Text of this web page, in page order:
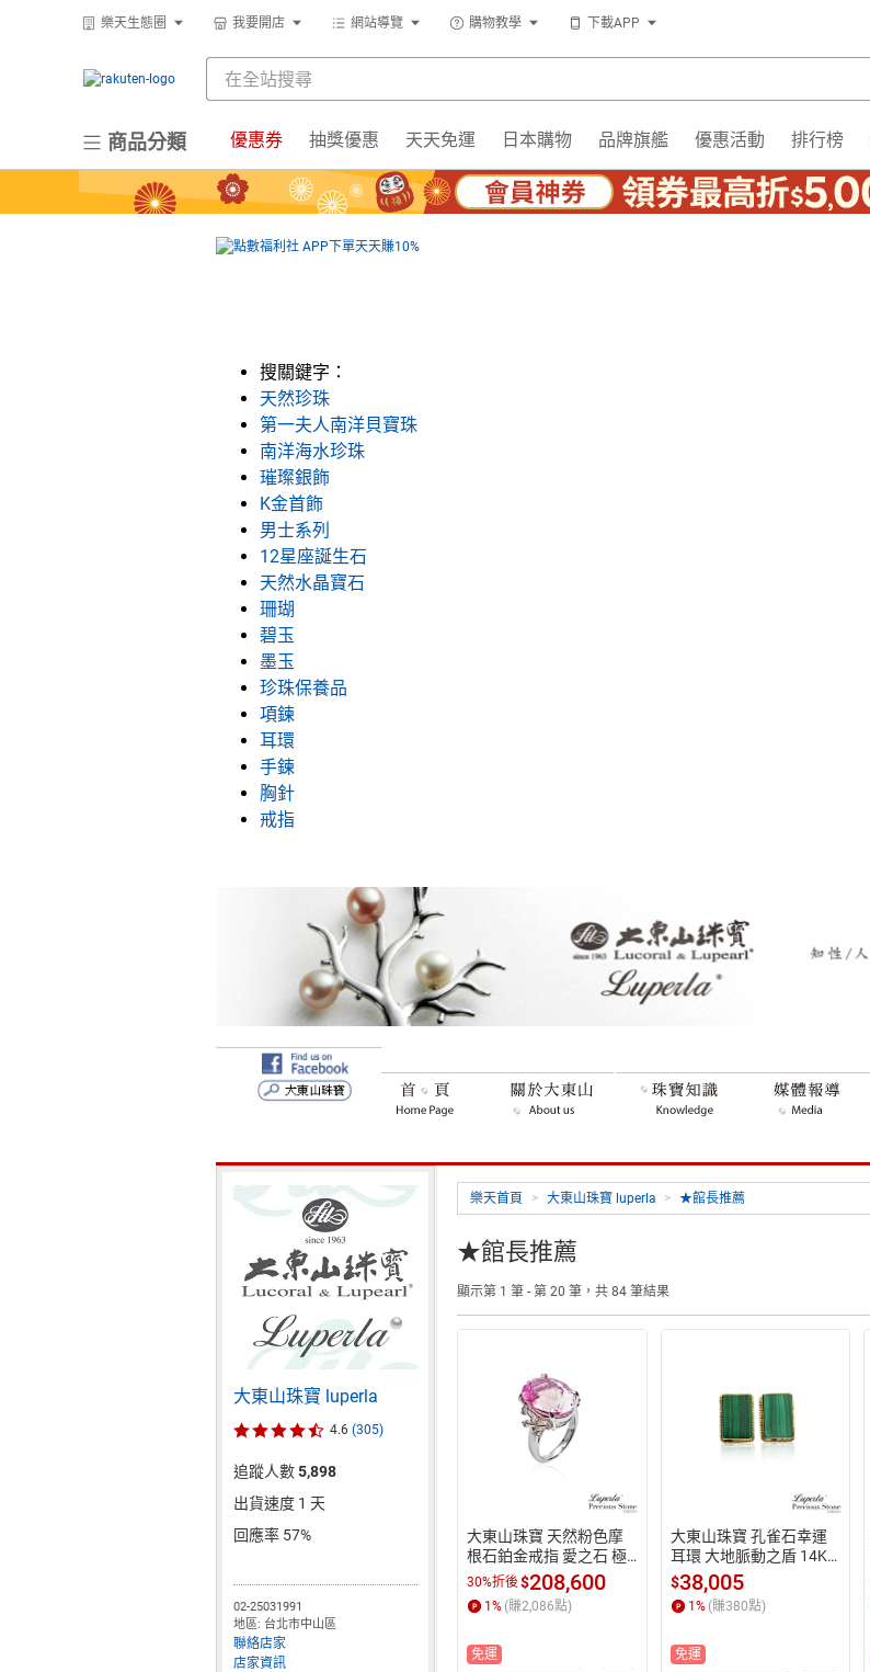
樂天生態圈 我要開店 網站導覽 購物教學 下載APP
商品分類 優惠券 抽獎優惠 天天免運 日本購物 品牌旗艦 優惠活動 排行榜
搜關鍵字：
天然珍珠
第一夫人南洋貝寶珠
南洋海水珍珠
璀璨銀飾
K金首飾
男士系列
12星座誕生石
天然水晶寶石
珊瑚
碧玉
墨玉
珍珠保養品
項鍊
耳環
手鍊
胸針
戒指
樂天首頁 > 大東山珠寶 luperla > ★館長推薦
★館長推薦
顯示第 1 筆 - 第 20 筆，共 84 筆結果
大東山珠寶 天然粉色摩
根石鉑金戒指 愛之石 極
致綻放 15.87克拉 國際圍
30%折後$208,600
1% (賺2,086點)
免運
大東山珠寶 孔雀石幸運
耳環 大地脈動之盾 14K
金
$38,005
1% (賺380點)
免運
大東山珠寶 luperla
4.6 (305)
追蹤人數5,898
出貨速度 1 天
回應率 57%
02-25031991
地區: 台北市中山區
聯絡店家
店家資訊